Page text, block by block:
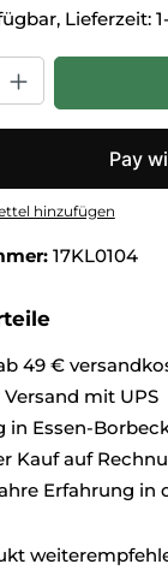
Lieferzeit:
Gib den
hinzufügen
17KL0104
49 €
mit UPS
in Essen-
Kauf auf
Erfahrung in